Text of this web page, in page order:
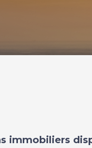
immobiliers